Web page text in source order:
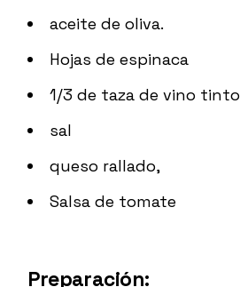
aceite de oliva.
Hojas de espinaca
1/3 de taza de vino tinto
sal
queso rallado,
Salsa de tomate
Preparación: